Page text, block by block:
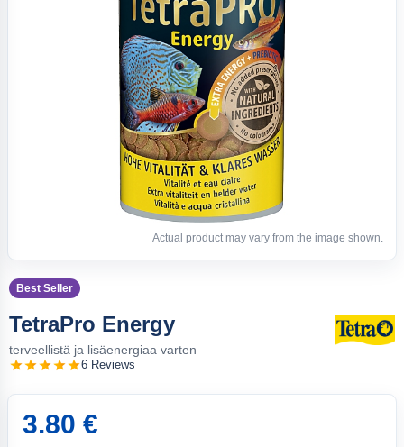
Actual product may vary from the image shown.
Best Seller
TetraPro Energy
terveellistä ja lisäenergiaa varten
6 Reviews
3.80 €